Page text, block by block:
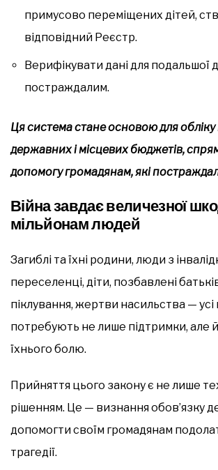
примусово переміщених дітей,
відповідний Реєстр.
Верифікувати дані для подальшої
постраждалим.
Ця система стане основою для обліку
державних і місцевих бюджетів,
допомогу громадянам, які
Війна завдає величезної
мільйонам людей
Загиблі та їхні родини, люди з
переселенці, діти, позбавлені
піклування, жертви насильства —
потребують не лише підтримки, але
їхнього болю.
Прийняття цього закону є не лише
рішенням. Це — визнання обов’язку
допомогти своїм громадянам
трагедії.